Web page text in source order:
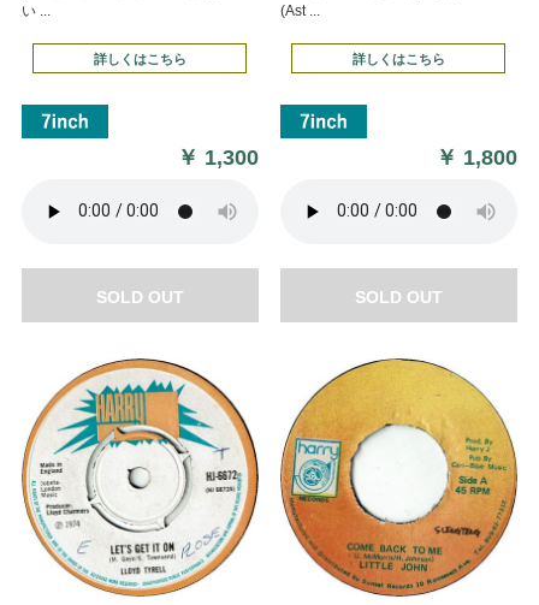
い ...
詳しくはこちら
￥ 1,300
SOLD OUT
(Ast ...
詳しくはこちら
￥ 1,800
SOLD OUT